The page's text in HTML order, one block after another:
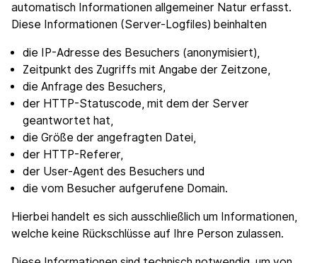
automatisch Informationen allgemeiner Natur erfasst.
Diese Informationen (Server-Logfiles) beinhalten
die IP-Adresse des Besuchers (anonymisiert),
Zeitpunkt des Zugriffs mit Angabe der Zeitzone,
die Anfrage des Besuchers,
der HTTP-Statuscode, mit dem der Server
geantwortet hat,
die Größe der angefragten Datei,
der HTTP-Referer,
der User-Agent des Besuchers und
die vom Besucher aufgerufene Domain.
Hierbei handelt es sich ausschließlich um Informationen,
welche keine Rückschlüsse auf Ihre Person zulassen.